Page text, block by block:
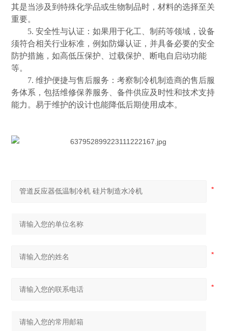
其是当涉及到特殊化学品或生物制品时，材料的选择至关
重要。
5. 安全性与认证：如果用于化工、制药等领域，设备
须符合相关行业标准，例如防爆认证，并具备必要的安全
防护措施，如高低压保护、过载保护、断电自启动功能
等。
7. 维护便捷与售后服务：考察制冷机制造商的售后服
务体系，包括维修保养服务、备件供应及时性和技术支持
能力。易于维护的设计也能降低后期使用成本。